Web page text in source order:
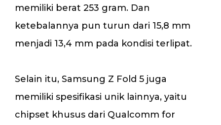
memiliki berat 253 gram. Dan
ketebalannya pun turun dari 15,8 mm
menjadi 13,4 mm pada kondisi terlipat.
Selain itu, Samsung Z Fold 5 juga
memiliki spesifikasi unik lainnya, yaitu
chipset khusus dari Qualcomm for